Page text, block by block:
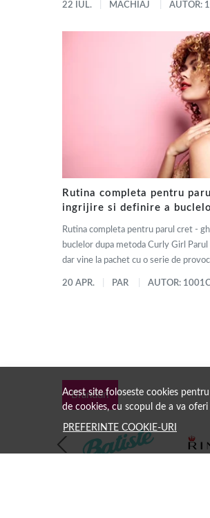
Acest site foloseste cookies
de cookies, cu scopul de a va
PREFERINTE COOKIE-URI
22 IUL. MACHIAJ AUTOR:
Rutina completa pentru
ingrijire si definire a
Rutina completa pentru parul cret -
buclelor dupa metoda Curly Girl
dar vine la pachet cu o serie de
20 APR. PAR AUTOR:
Branduri